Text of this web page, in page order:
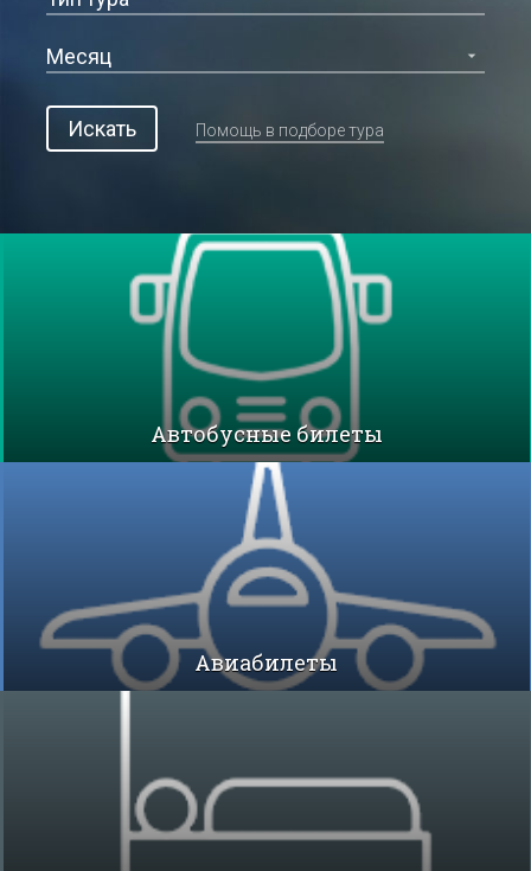
Искать Помощь в подборе тура
Автобусные билеты
Авиабилеты